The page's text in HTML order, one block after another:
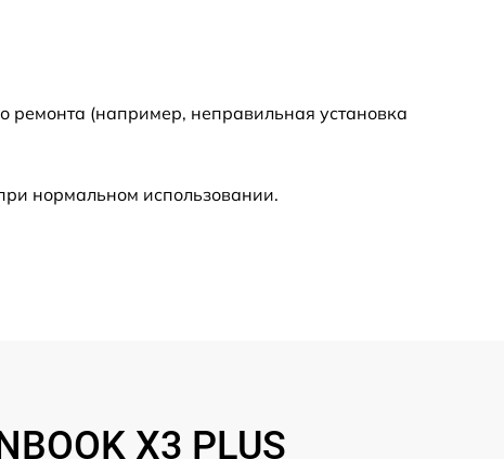
ремонта (например, неправильная установка
нормальном использовании.
X3 PLUS